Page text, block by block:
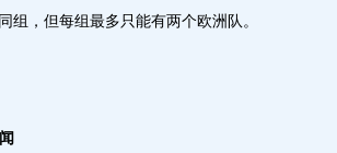
组，但每组最多只能有两个欧洲队。